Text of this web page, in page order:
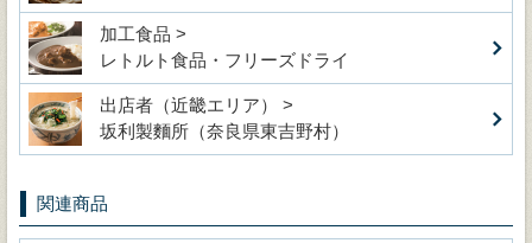
加工食品 >
レトルト食品・フリーズドライ
出店者（近畿エリア） >
坂利製麵所（奈良県東吉野村）
関連商品